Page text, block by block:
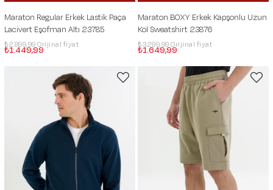
Maraton Regular Erkek Lastik Paça
Lacivert Eşofman Altı 23785
₺1.449,99
₺2.899,99
Maraton BOXY Erkek Kapşonlu Uzun
Kol Sweatshirt 23876
₺1.649,99
₺3.299,99